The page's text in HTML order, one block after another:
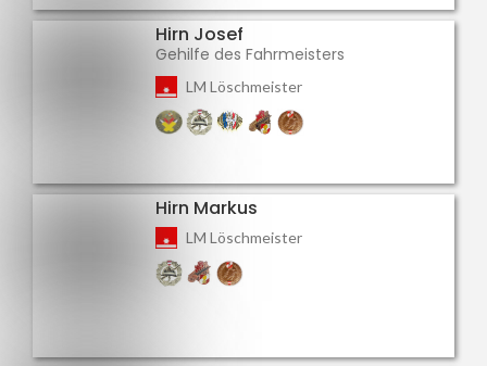
Hirn Josef
Gehilfe des Fahrmeisters
LM Löschmeister
Hirn Markus
LM Löschmeister